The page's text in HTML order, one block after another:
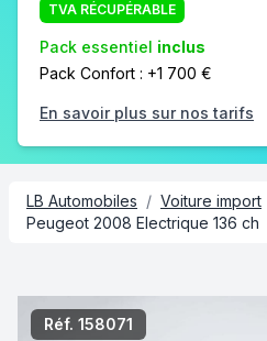
TVA RÉCUPÉRABLE
Pack essentiel inclus
Pack Confort : +1 700 €
En savoir plus sur nos tarifs
LB Automobiles / Voiture import
Peugeot 2008 Electrique 136 ch
Réf. 158071